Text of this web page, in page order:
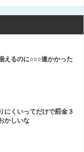
えるのに○○○連かかった
にくいってだけで罰金３
かしいな